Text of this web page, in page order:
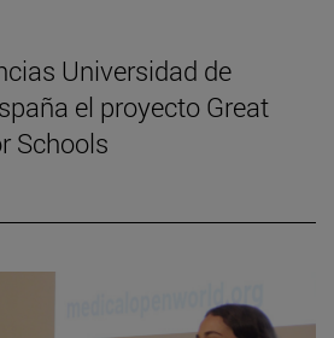
Universidad de
el proyecto Great
Schools